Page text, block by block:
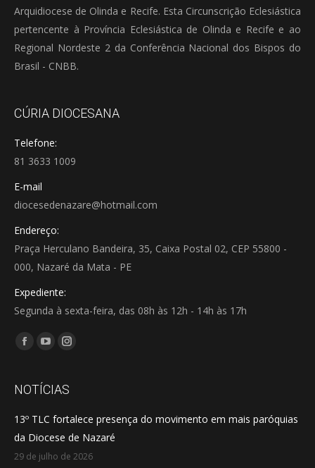
Arquidiocese de Olinda e Recife. Esta Circunscrição Eclesiástica
pertencente à Província Eclesiástica de Olinda e Recife e ao
Regional Nordeste 2 da Conferência Nacional dos Bispos do
Brasil - CNBB.
CÚRIA DIOCESANA
Telefone:
81 3633 1009
E-mail
diocesedenazare@hotmail.com
Endereço:
Praça Herculano Bandeira, 35, Caixa Postal 02, CEP 55800 -
000, Nazaré da Mata - PE
Expediente:
Segunda à sexta-feira, das 08h às 12h - 14h às 17h
Encontre-nos em:
Facebook
opens
new
window
YouTube
opens
new
window
Instagram
opens
new
window
NOTÍCIAS
13º TLC fortalece presença do movimento em mais paróquias
da Diocese de Nazaré
29 de julho de 2026